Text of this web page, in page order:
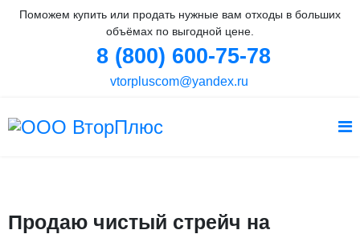
Поможем купить или продать нужные вам отходы в больших
объёмах по выгодной цене.
8 (800) 600-75-78
vtorpluscom@yandex.ru
Продаю чистый стрейч на